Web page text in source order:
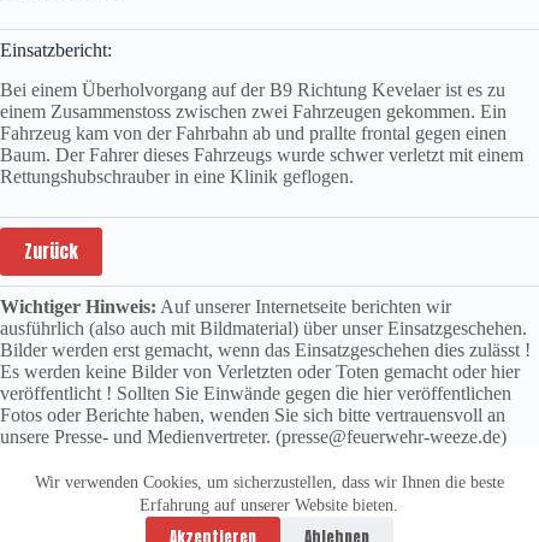
Wir verwenden Cookies, um sicherzustellen, dass wir Ihnen die beste
Erfahrung auf unserer Website bieten.
Einsatzbericht:
Bei einem Überholvorgang auf der B9 Richtung Kevelaer ist es zu
einem Zusammenstoss zwischen zwei Fahrzeugen gekommen. Ein
Fahrzeug kam von der Fahrbahn ab und prallte frontal gegen einen
Baum. Der Fahrer dieses Fahrzeugs wurde schwer verletzt mit einem
Rettungshubschrauber in eine Klinik geflogen.
Zurück
Wichtiger Hinweis: Auf unserer Internetseite berichten wir
ausführlich (also auch mit Bildmaterial) über unser Einsatzgeschehen.
Bilder werden erst gemacht, wenn das Einsatzgeschehen dies zulässt !
Es werden keine Bilder von Verletzten oder Toten gemacht oder hier
veröffentlicht ! Sollten Sie Einwände gegen die hier veröffentlichen
Fotos oder Berichte haben, wenden Sie sich bitte vertrauensvoll an
unsere Presse- und Medienvertreter. (presse@feuerwehr-weeze.de)
Datenschutzerklärung
Impressum